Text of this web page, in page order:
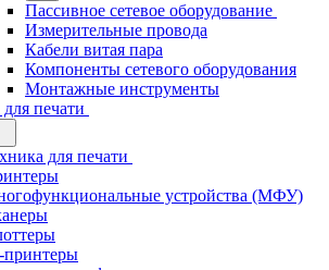
Пассивное сетевое оборудование
Измерительные провода
Кабели витая пара
Компоненты сетевого оборудования
Монтажные инструменты
печати
для печати
устройства (МФУ)
принтеры